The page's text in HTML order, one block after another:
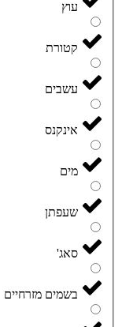
עוץ
קטורת
עשבים
אינקנס
מים
שעפתן
סאג'
בשמים מזרחיים